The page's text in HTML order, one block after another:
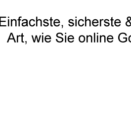
Polleit